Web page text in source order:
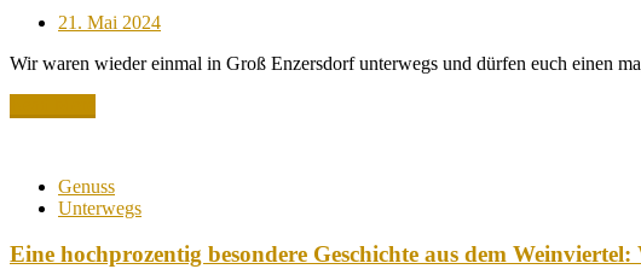
Posted
21. Mai 2024
Wir waren wieder einmal in Groß Enzersdorf unterwegs und dürfen euch einen
Genuss
Unterwegs
Eine hochprozentig besondere Geschichte aus dem